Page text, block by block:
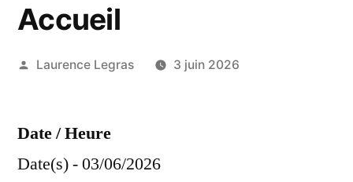
Accueil
Publié
Laurence Legras 3 juin 2026
Date / Heure
Date(s) - 03/06/2026